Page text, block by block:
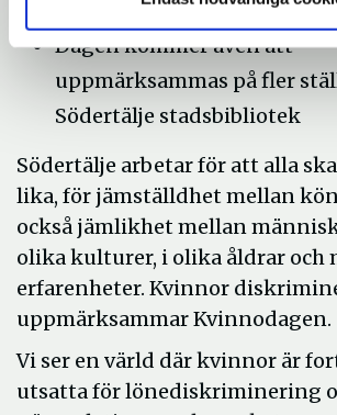
presenteras framöver
Dagen kommer även att
uppmärksammas på fler
Södertälje stadsbibliotek
Södertälje arbetar för att alla
lika, för jämställdhet mellan
också jämlikhet mellan
olika kulturer, i olika åldrar och
erfarenheter. Kvinnor
uppmärksammar Kvinnodagen.
Vi ser en värld där kvinnor är
utsatta för lönediskriminering